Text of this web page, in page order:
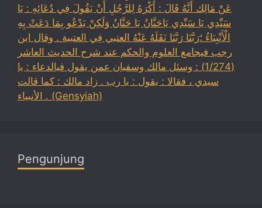
عَنْ مَالِك أَنَّهُ قَالَ : أَكْرَهُ لِلرَّجُلِ أَنْ يَقُولَ فِي دُعَائِهِ : يَا
سَيِّدِي يَا سَيِّدِي يَاحَنَّانُ يَا حَنَّانُ وَلَكِنْ يَدْعُو بِمَا دَعَتْ بِهِ
الْأَنْبِيَاءُ ؛رَبَّنَا رَبَّنَا نَقَلَهُ عَنْهُ العتبي فِي العتبية . وقال ابن
رجب فيجامع العلوم والحكم عند شرح الحديث العاشر
(1/274) : وسئل مالك وسفيان عمن يقول فيالدعاء : يا
سيدي ، فقالا : يقول : يا رب . زاد مالك : كما قالت
الأنبياء . (Gensyiah)
Pengunjung